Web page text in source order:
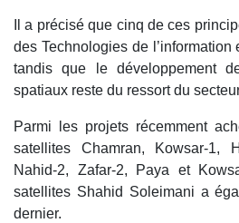
Il a précisé que cinq de ces
des Technologies de l’information
tandis que le développement
spatiaux reste du ressort du
Parmi les projets récemment
satellites Chamran, Kowsar-1,
Nahid-2, Zafar-2, Paya et
satellites Shahid Soleimani a
dernier.